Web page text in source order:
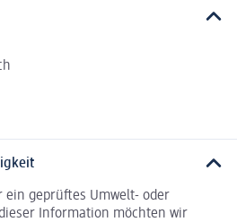
ein geprüftes Umwelt- oder
Information möchten wir